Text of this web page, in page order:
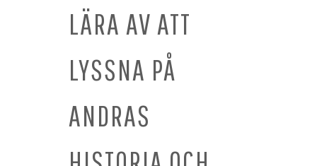
LÄRA AV ATT
LYSSNA PÅ
ANDRAS